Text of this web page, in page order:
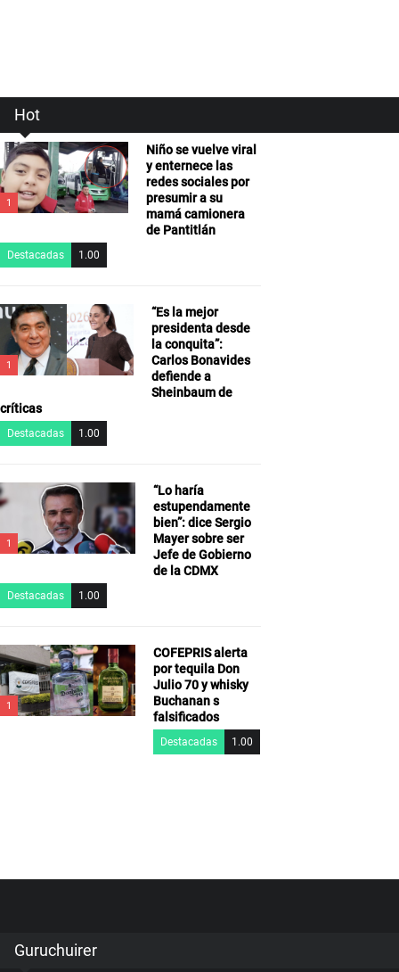
Hot
1
Niño se vuelve viral
y enternece las
redes sociales por
presumir a su
mamá camionera
de Pantitlán
Destacadas 1.00
1
“Es la mejor
presidenta desde
la conquita”:
Carlos Bonavides
defiende a
Sheinbaum de
críticas
Destacadas 1.00
1
“Lo haría
estupendamente
bien”: dice Sergio
Mayer sobre ser
Jefe de Gobierno
de la CDMX
Destacadas 1.00
1
COFEPRIS alerta
por tequila Don
Julio 70 y whisky
Buchanan s
falsificados
Destacadas 1.00
Guruchuirer